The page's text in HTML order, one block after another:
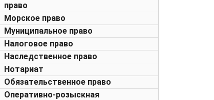
право
Морское право
Муниципальное право
Налоговое право
Наследственное право
Нотариат
Обязательственное право
Оперативно-розыскная